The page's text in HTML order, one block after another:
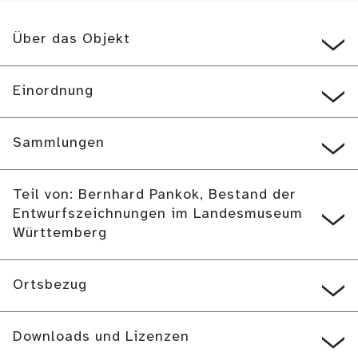
Über das Objekt
Einordnung
Sammlungen
Teil von: Bernhard Pankok, Bestand der
Entwurfszeichnungen im Landesmuseum
Württemberg
Ortsbezug
Downloads und Lizenzen